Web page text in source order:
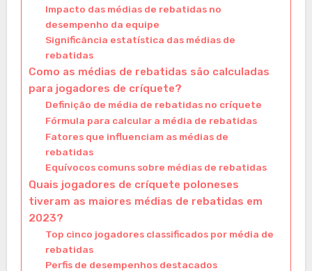
Impacto das médias de rebatidas no
desempenho da equipe
Significância estatística das médias de
rebatidas
Como as médias de rebatidas são calculadas
para jogadores de críquete?
Definição de média de rebatidas no críquete
Fórmula para calcular a média de rebatidas
Fatores que influenciam as médias de
rebatidas
Equívocos comuns sobre médias de rebatidas
Quais jogadores de críquete poloneses
tiveram as maiores médias de rebatidas em
2023?
Top cinco jogadores classificados por média de
rebatidas
Perfis de desempenhos destacados